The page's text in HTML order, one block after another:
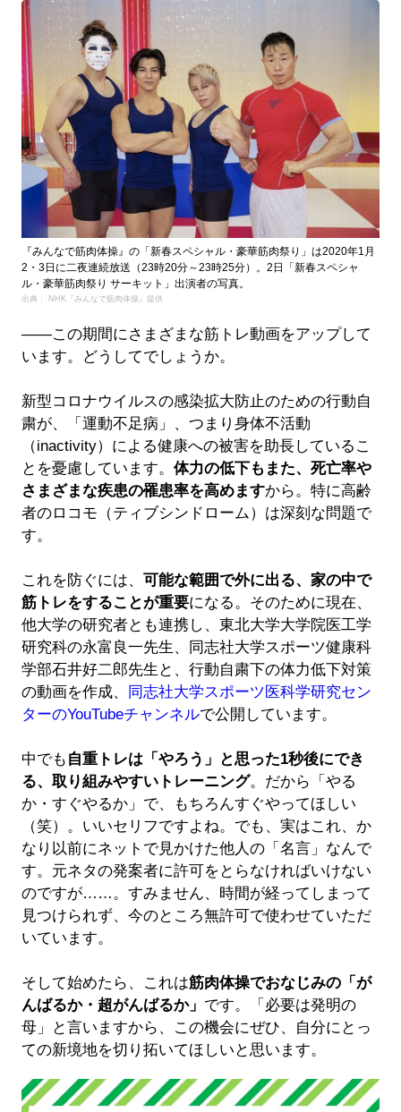
『みんなで筋肉体操』の「新春スペシャル・豪華筋肉祭り」は2020年1月
2・3日に二夜連続放送（23時20分～23時25分）。2日「新春スペシャ
ル・豪華筋肉祭り サーキット」出演者の写真。
出典： NHK『みんなで筋肉体操』提供
――この期間にさまざまな筋トレ動画をアップして
います。どうしてでしょうか。
新型コロナウイルスの感染拡大防止のための行動自
粛が、「運動不足病」、つまり身体不活動
（inactivity）による健康への被害を助長しているこ
とを憂慮しています。 体力の低下もまた、死亡率や
さまざまな疾患の罹患率を高めますから。特に高齢
者のロコモ（ティブシンドローム）は深刻な問題で
す。
これを防ぐには、 可能な範囲で外に出る、家の中で
筋トレをすることが重要になる。そのために現在、
他大学の研究者とも連携し、東北大学大学院医工学
研究科の永富良一先生、同志社大学スポーツ健康科
学部石井好二郎先生と、行動自粛下の体力低下対策
の動画を作成、
同志社大学スポーツ医科学研究セン
ターのYouTubeチャンネルで公開しています。
中でも 自重トレは「やろう」と思った1秒後にでき
る、取り組みやすいトレーニング。だから「やる
か・すぐやるか」で、もちろんすぐやってほしい
（笑）。いいセリフですよね。でも、実はこれ、か
なり以前にネットで見かけた他人の「名言」なんで
す。元ネタの発案者に許可をとらなければいけない
のですが……。すみません、時間が経ってしまって
見つけられず、今のところ無許可で使わせていただ
いています。
そして始めたら、これは筋肉体操でおなじみの「が
んばるか・超がんばるか」 です。「必要は発明の
母」と言いますから、この機会にぜひ、自分にとっ
ての新境地を切り拓いてほしいと思います。